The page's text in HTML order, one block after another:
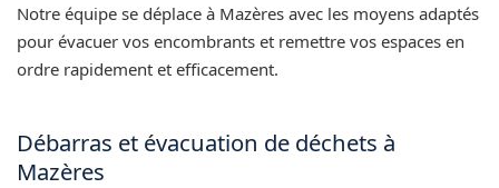
Notre équipe se déplace à Mazères avec les moyens adaptés
pour évacuer vos encombrants et remettre vos espaces en
ordre rapidement et efficacement.
Débarras et évacuation de déchets à
Mazères